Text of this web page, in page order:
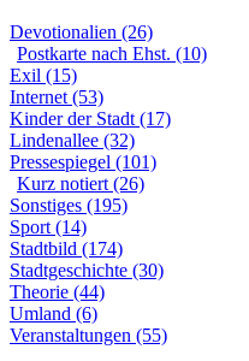
Devotionalien (26)
Postkarte nach Ehst. (10)
Exil (15)
Internet (53)
Kinder der Stadt (17)
Lindenallee (32)
Pressespiegel (101)
Kurz notiert (26)
Sonstiges (195)
Sport (14)
Stadtbild (174)
Stadtgeschichte (30)
Theorie (44)
Umland (6)
Veranstaltungen (55)